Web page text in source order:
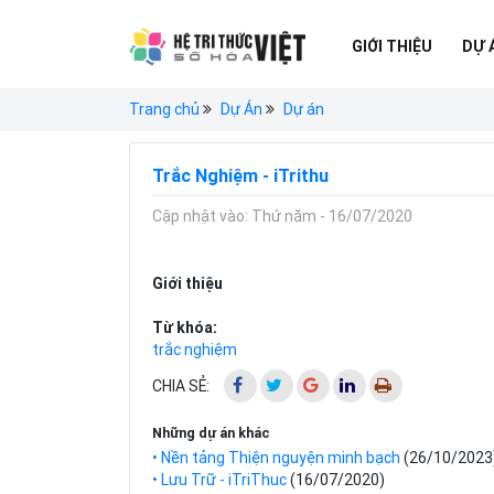
GIỚI THIỆU DỰ
Trang chủ Dự Án Dự án
Trắc Nghiệm - iTrithu
Cập nhật vào: Thứ năm - 16/07/2020
Giới thiệu
Từ khóa:
trắc nghiệm
CHIA SẺ:
Những dự án khác
• Nền tảng Thiện nguyện minh bạch (26/10/
• Lưu Trữ - iTriThuc(16/07/2020)